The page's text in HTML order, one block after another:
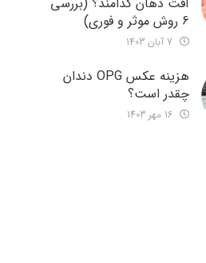
6 روش موثر و فوری)
هزینه عکس OPG دندان
چقدر است؟